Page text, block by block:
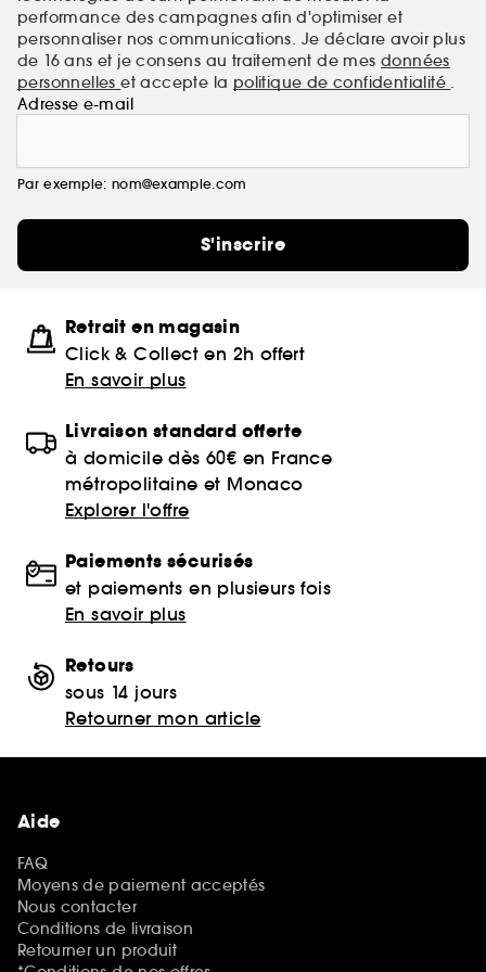
performance des campagnes afin d'optimiser et
personnaliser nos communications. Je déclare avoir plus
de 16 ans et je consens au traitement de mes données
personnelleset accepte la politique de confidentialité .
Adresse e-mail
Par exemple: nom@example.com
S'inscrire
Retrait en magasin
Click & Collect en 2h offert
En savoir plus
Livraison standard offerte
à domicile dès 60€ en France
métropolitaine et Monaco
Explorer l'offre
Paiements sécurisés
et paiements en plusieurs fois
En savoir plus
Retours
sous 14 jours
Retourner mon article
Aide
FAQ
Moyens de paiement acceptés
Nous contacter
Conditions de livraison
Retourner un produit